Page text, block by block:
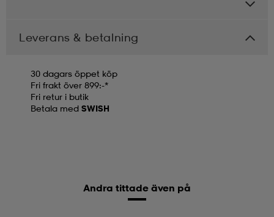
Leverans & betalning
30 dagars öppet köp
Fri frakt över 899:-*
Fri retur i butik
Betala med SWISH
Andra tittade även på